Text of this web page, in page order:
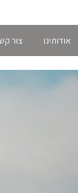
אודותינו צור